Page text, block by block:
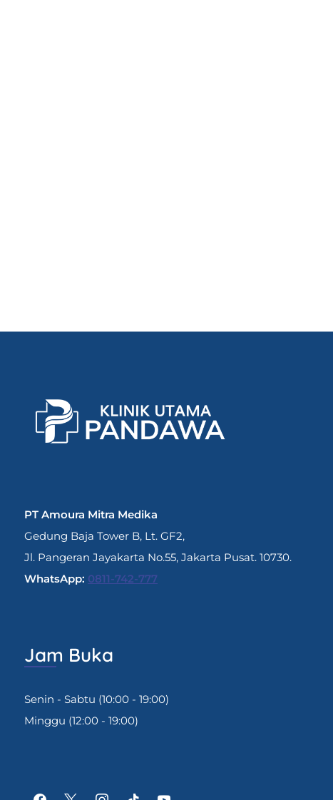
PT Amoura Mitra Medika
Gedung Baja Tower B, Lt. GF2,
Jl. Pangeran Jayakarta No.55, Jakarta Pusat. 10730.
WhatsApp: 0811-742-777
Jam Buka
Senin - Sabtu (10:00 - 19:00)
Minggu (12:00 - 19:00)